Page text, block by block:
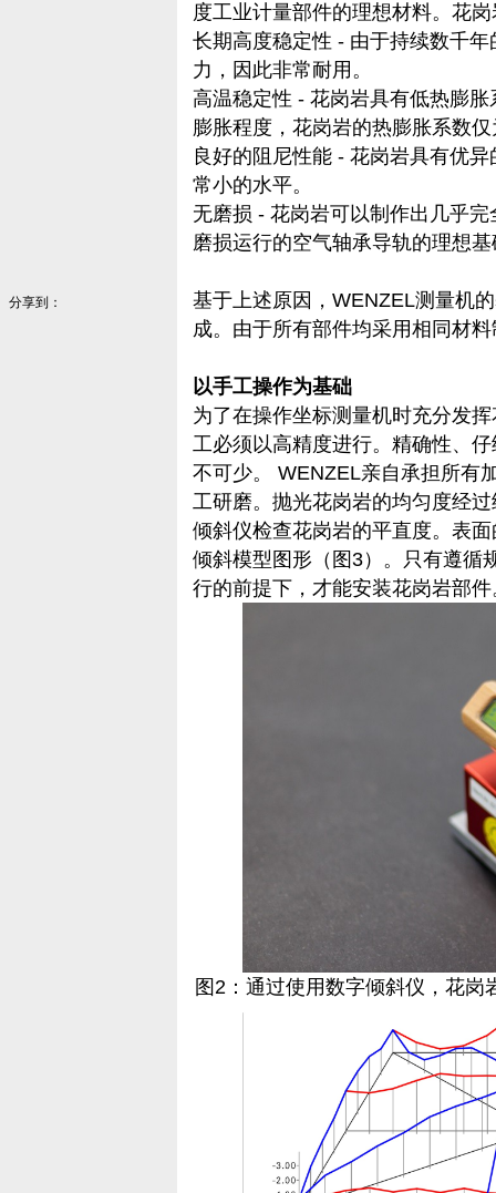
分享到：
度工业计量部件的理想材料。花
长期高度稳定性 - 由于持续数千
力，因此非常耐用。
高温稳定性 - 花岗岩具有低热膨
膨胀程度，花岗岩的热膨胀系数
良好的阻尼性能 - 花岗岩具有优
常小的水平。
无磨损 - 花岗岩可以制作出几乎
磨损运行的空气轴承导轨的理想
基于上述原因，WENZEL测量机
成。由于所有部件均采用相同材
以手工操作为基础
为了在操作坐标测量机时充分发
工必须以高精度进行。精确性、
不可少。 WENZEL亲自承担所有
工研磨。抛光花岗岩的均匀度经
倾斜仪检查花岗岩的平直度。表
倾斜模型图形（图3）。只有遵循
行的前提下，才能安装花岗岩部件
图2：通过使用数字倾斜仪，花